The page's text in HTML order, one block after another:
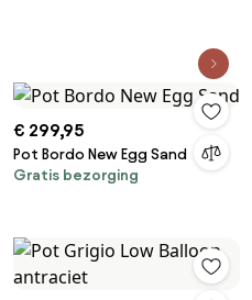
€ 299,95
Pot Bordo New Egg Sand
Gratis bezorging